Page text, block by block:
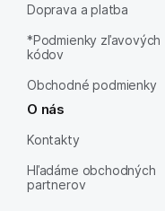
Doprava a platba
*Podmienky zľavových
kódov
Obchodné podmienky
O nás
Kontakty
Hľadáme obchodných
partnerov